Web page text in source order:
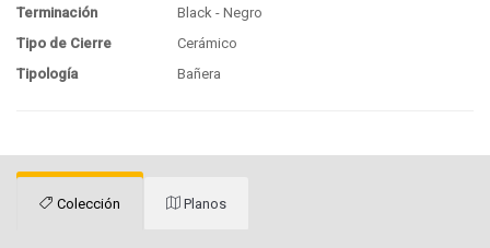
Terminación
Black - Negro
Tipo de Cierre
Cerámico
Tipología
Bañera
Colección Planos